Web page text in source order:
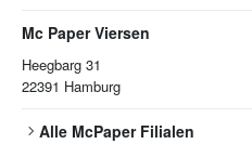
Mc Paper Viersen
Heegbarg 31
22391 Hamburg
Alle McPaperFilialen